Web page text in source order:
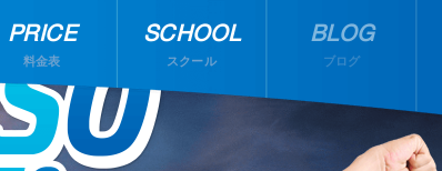
PRICE
料金表
SCHOOL
スクール
BLOG
ブログ